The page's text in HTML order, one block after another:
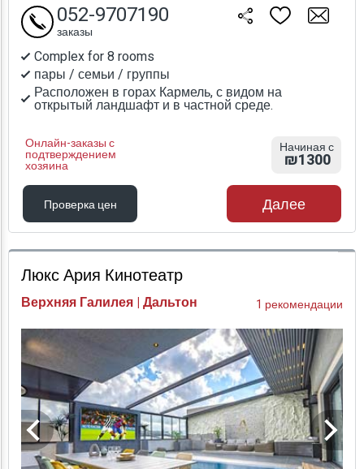
Complex for 8 rooms
пары / семьи / группы
Расположен в горах Кармель, с видом на
открытый ландшафт и в частной среде.
Онлайн-заказы с
подтверждением
хозяина
052-9707190
заказы
Начиная с
₪1300
Проверка цен
Проверка цен
Далее
Люкс Ария Кинотеатр
Верхняя Галилея | Дальтон 1 рекомендации